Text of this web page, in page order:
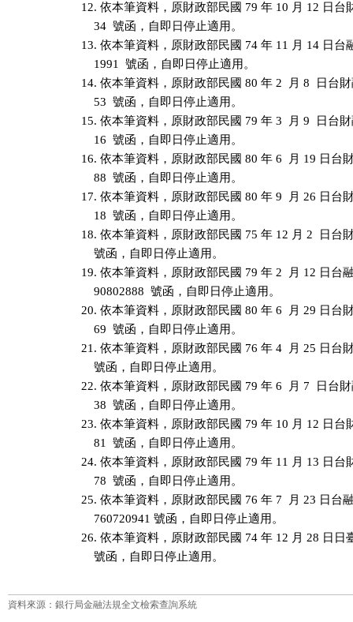
12. 依本筆資料，原財政部民國 79 年 10 月 12 日台
    34  號函，自即日停止適用。
13. 依本筆資料，原財政部民國 74 年 11 月 14 日台
    1991  號函，自即日停止適用。
14. 依本筆資料，原財政部民國 80 年 2  月 8  日台
    53  號函，自即日停止適用。
15. 依本筆資料，原財政部民國 79 年 3  月 9  日台
    16  號函，自即日停止適用。
16. 依本筆資料，原財政部民國 80 年 6  月 19 日台
    88  號函，自即日停止適用。
17. 依本筆資料，原財政部民國 80 年 9  月 26 日台
    18  號函，自即日停止適用。
18. 依本筆資料，原財政部民國 75 年 12 月 2  日台
    號函，自即日停止適用。
19. 依本筆資料，原財政部民國 79 年 2  月 12 日台
    90802888  號函，自即日停止適用。
20. 依本筆資料，原財政部民國 80 年 6  月 29 日台
    69  號函，自即日停止適用。
21. 依本筆資料，原財政部民國 76 年 4  月 25 日台
    號函，自即日停止適用。
22. 依本筆資料，原財政部民國 79 年 6  月 7  日台
    38  號函，自即日停止適用。
23. 依本筆資料，原財政部民國 79 年 10 月 12 日台
    81  號函，自即日停止適用。
24. 依本筆資料，原財政部民國 79 年 11 月 13 日台
    78  號函，自即日停止適用。
25. 依本筆資料，原財政部民國 76 年 7  月 23 日台
    760720941 號函，自即日停止適用。
26. 依本筆資料，原財政部民國 74 年 12 月 28 日日
    號函，自即日停止適用。
資料來源：銀行局金融法規全文檢索查詢系統